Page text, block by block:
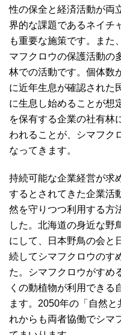
性の保全と経済活動が両
界的な課題であるネイチ
も重要な施策です。また
マフクロウの保護活動の
林での活動です。個体数
に近年生息が確認された
に生息し始めることが想
を保有する企業の社有林
われることが、シマフク
なってきます。
持続可能な企業経営が求
するとされてきた企業活
然を守りつつ利用する方
した。北海道の身近な野
にして、日本野鳥の会と
続してシマフクロウのす
た。シマフクロウがすめ
くの動植物が利用できる
ます。2050年の「自然
れからも両者協働でシマ